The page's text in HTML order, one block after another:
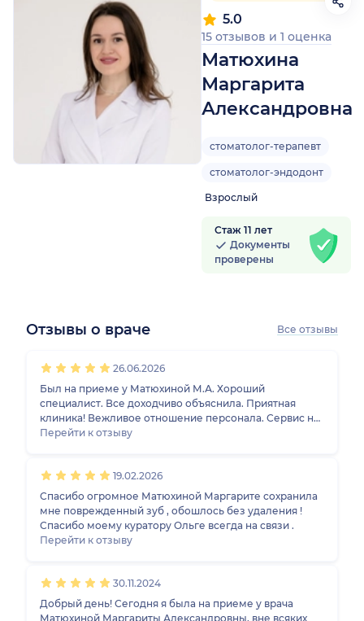
Матюхина
Маргарита
Александровна
5.0
15 отзывов и 1 оценка
стоматолог-терапевт
стоматолог-эндодонт
Взрослый
Стаж 11 лет
Документы
проверены
Отзывы о враче Все отзывы
26.06.2026
Был на приеме у Матюхиной М.А. Хороший
специалист. Все доходчиво объяснила. Приятная
клиника! Вежливое отношение персонала. Сервис на
высоте.
Перейти к отзыву
19.02.2026
Спасибо огромное Матюхиной Маргарите сохранила
мне поврежденный зуб , обошлось без удаления !
Спасибо моему куратору Ольге всегда на связи .
Перейти к отзыву
30.11.2024
Добрый день! Сегодня я была на приеме у врача
Матюхиной Маргариты Александровны, вне всяких